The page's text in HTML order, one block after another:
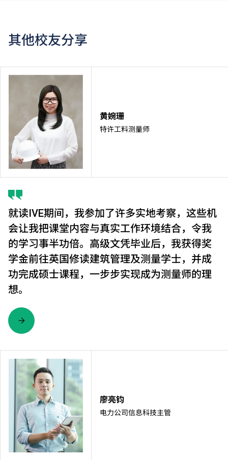
其他校友分享
黄婉珊
特许工料测量师
就读IVE期间，我参加了许多实地考察，这些机
会让我把课堂内容与真实工作环境结合，令我
的学习事半功倍。高级文凭毕业后，我获得奖
学金前往英国修读建筑管理及测量学士，并成
功完成硕士课程，一步步实现成为测量师的理
想。
廖亮钧
电力公司信息科技主管